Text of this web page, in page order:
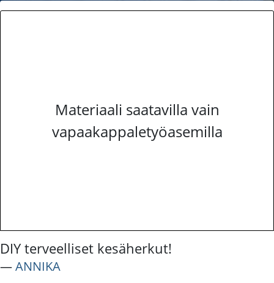
Materiaali saatavilla vain
vapaakappaletyöasemilla
DIY terveelliset kesäherkut!
―ANNIKA